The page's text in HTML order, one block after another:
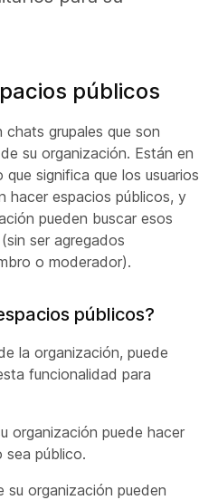
públicos
grupales que son
su organización. Están en
que significa que los usuarios
hacer espacios públicos, y
pueden buscar esos
ser agregados
o moderador).
públicos?
la organización, puede
funcionalidad para
organización puede hacer
sea público.
su organización pueden